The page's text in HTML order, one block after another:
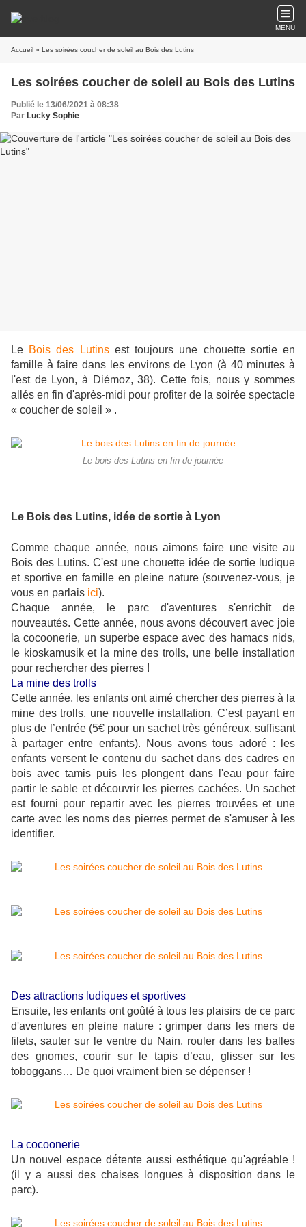
MENU
Accueil » Les soirées coucher de soleil au Bois des Lutins
Les soirées coucher de soleil au Bois des Lutins
Publié le 13/06/2021 à 08:38
Par Lucky Sophie
Le Bois des Lutinsest toujours une chouette sortie en
famille à faire dans les environs de Lyon (à 40 minutes à
l'est de Lyon, à Diémoz, 38). Cette fois, nous y sommes
allés en fin d'après-midi pour profiter de la soirée spectacle
« coucher de soleil » .
Le bois des Lutins en fin de journée
Le Bois des Lutins, idée de sortie à Lyon
Comme chaque année, nous aimons faire une visite au
Bois des Lutins. C'est une chouette idée de sortie ludique
et sportive en famille en pleine nature (souvenez-vous, je
vous en parlais ici).
Chaque année, le parc d'aventures s'enrichit de
nouveautés. Cette année, nous avons découvert avec joie
la cocoonerie, un superbe espace avec des hamacs nids,
le kioskamusik et la mine des trolls, une belle installation
pour rechercher des pierres !
La mine des trolls
Cette année, les enfants ont aimé chercher des pierres à la
mine des trolls, une nouvelle installation. C’est payant en
plus de l’entrée (5€ pour un sachet très généreux, suffisant
à partager entre enfants). Nous avons tous adoré : les
enfants versent le contenu du sachet dans des cadres en
bois avec tamis puis les plongent dans l'eau pour faire
partir le sable et découvrir les pierres cachées. Un sachet
est fourni pour repartir avec les pierres trouvées et une
carte avec les noms des pierres permet de s'amuser à les
identifier.
Des attractions ludiques et sportives
Ensuite, les enfants ont goûté à tous les plaisirs de ce parc
d'aventures en pleine nature : grimper dans les mers de
filets, sauter sur le ventre du Nain, rouler dans les balles
des gnomes, courir sur le tapis d’eau, glisser sur les
toboggans… De quoi vraiment bien se dépenser !
La cocoonerie
Un nouvel espace détente aussi esthétique qu'agréable !
(il y a aussi des chaises longues à disposition dans le
parc).